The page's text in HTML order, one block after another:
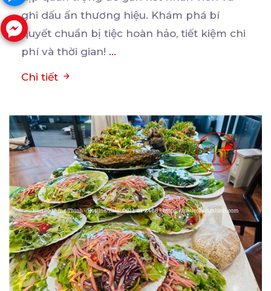
ghi dấu ấn thương hiệu. Khám phá bí
quyết chuẩn bị tiệc hoàn hảo, tiết kiệm chi
phí và thời gian! ...
Chi tiết